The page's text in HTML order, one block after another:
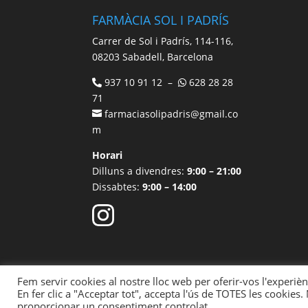
FARMÀCIA SOL I PADRÍS
Carrer de Sol i Padrís, 114-116,
08203 Sabadell, Barcelona
937 10 91 12 –
628 28 28
71
farmaciasolipadris@gmail.co
m
Horari
Dilluns a divendres:9:00 – 21:00
Dissabtes:9:00 – 14:00
Avís legal Política de Cookies Política
Fem servir cookies al nostre lloc web per oferir-vos
En fer clic a "Acceptar tot", accepta l'ús de TOTES les